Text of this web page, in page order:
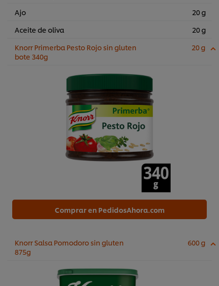
Ajo
20 g
Aceite de oliva
20 g
Knorr Primerba Pesto Rojo sin gluten
bote 340g
20 g
Comprar en PedidosAhora.com
Knorr Salsa Pomodoro sin gluten
875g
600 g